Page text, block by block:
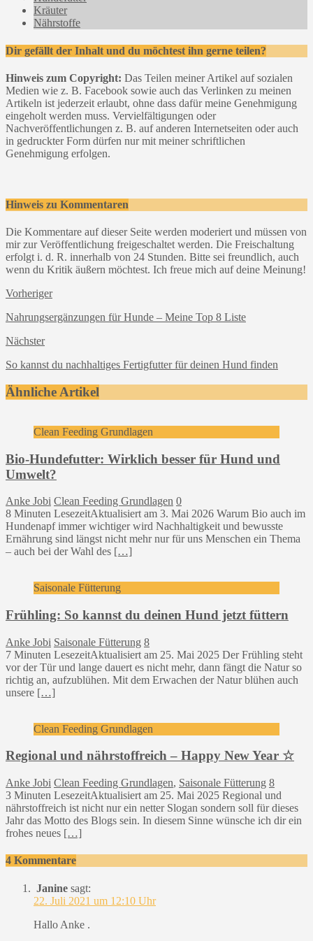
Kräuter
Nährstoffe
Dir gefällt der Inhalt und du möchtest ihn gerne teilen?
Hinweis zum Copyright: Das Teilen meiner Artikel auf sozialen
Medien wie z. B. Facebook sowie auch das Verlinken zu meinen
Artikeln ist jederzeit erlaubt, ohne dass dafür meine Genehmigung
eingeholt werden muss. Vervielfältigungen oder
Nachveröffentlichungen z. B. auf anderen Internetseiten oder auch
in gedruckter Form dürfen nur mit meiner schriftlichen
Genehmigung erfolgen.
Hinweis zu Kommentaren
Die Kommentare auf dieser Seite werden moderiert und müssen von
mir zur Veröffentlichung freigeschaltet werden. Die Freischaltung
erfolgt i. d. R. innerhalb von 24 Stunden. Bitte sei freundlich, auch
wenn du Kritik äußern möchtest. Ich freue mich auf deine Meinung!
Vorheriger
Nahrungsergänzungen für Hunde – Meine Top 8 Liste
Nächster
So kannst du nachhaltiges Fertigfutter für deinen Hund finden
Ähnliche Artikel
Clean Feeding Grundlagen
Bio-Hundefutter: Wirklich besser für Hund und
Umwelt?
Anke Jobi Clean Feeding Grundlagen 0
8 Minuten LesezeitAktualisiert am 3. Mai 2026 Warum Bio auch im
Hundenapf immer wichtiger wird Nachhaltigkeit und bewusste
Ernährung sind längst nicht mehr nur für uns Menschen ein Thema
– auch bei der Wahl des […]
Saisonale Fütterung
Frühling: So kannst du deinen Hund jetzt füttern
Anke Jobi Saisonale Fütterung 8
7 Minuten LesezeitAktualisiert am 25. Mai 2025 Der Frühling steht
vor der Tür und lange dauert es nicht mehr, dann fängt die Natur so
richtig an, aufzublühen. Mit dem Erwachen der Natur blühen auch
unsere […]
Clean Feeding Grundlagen
Regional und nährstoffreich – Happy New Year ☆
Anke Jobi Clean Feeding Grundlagen, Saisonale Fütterung 8
3 Minuten LesezeitAktualisiert am 25. Mai 2025 Regional und
nährstoffreich ist nicht nur ein netter Slogan sondern soll für dieses
Jahr das Motto des Blogs sein. In diesem Sinne wünsche ich dir ein
frohes neues […]
4 Kommentare
Janine sagt:
22. Juli 2021 um 12:10 Uhr
Hallo Anke .